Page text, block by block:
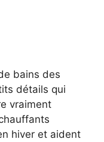
bains des
détails qui
vraiment
hiver et aident